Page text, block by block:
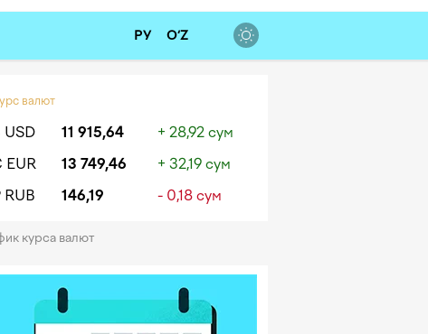
РУ O‘Z
валют
USD 11 915,64
+ 28,92 сум
EUR
13 749,46
+ 32,19 сум
RUB
146,19 - 0,18 сум
курса валют